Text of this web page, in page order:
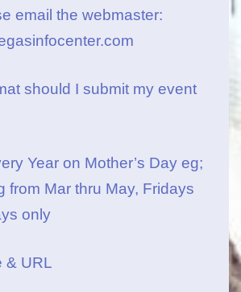
email the webmaster:
should I submit my event
Year on Mother’s Day eg;
from Mar thru May, Fridays
only
& URL